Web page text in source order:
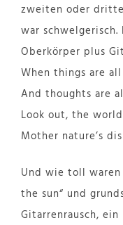
zweiten oder
war
Oberkörper plus
When things are
And thoughts are
Look out, the
Mother nature’s
Und wie toll waren
the sun“ und
Gitarrenrausch,